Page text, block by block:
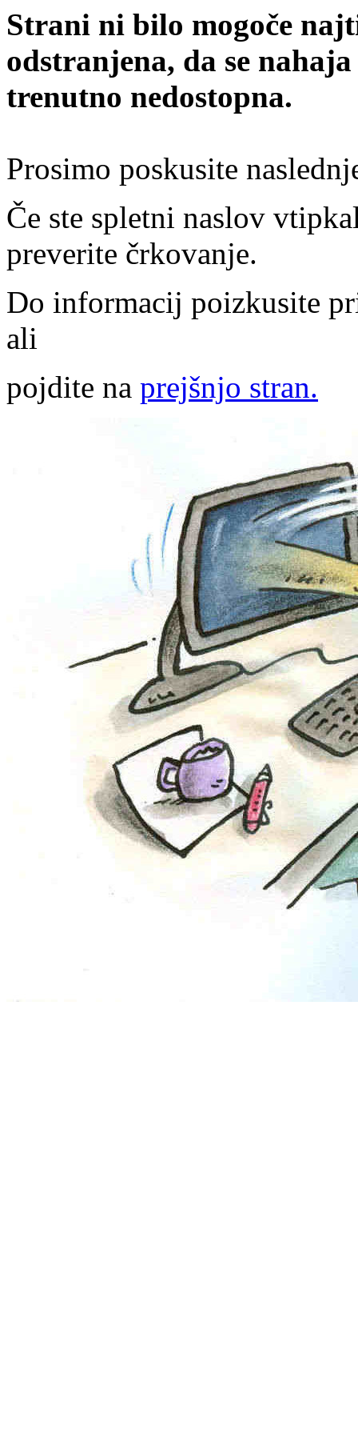
Strani ni bilo mogoče
odstranjena, da se
trenutno nedostopna.
Prosimo poskusite
Če ste spletni naslov
preverite črkovanje.
Do informacij poizkusite
ali
pojdite na prejšnjo stran.